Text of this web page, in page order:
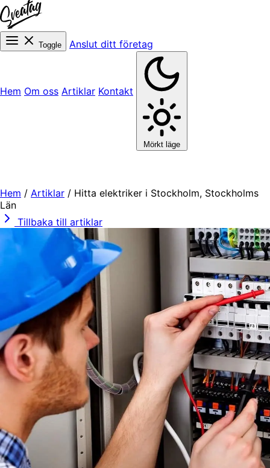
Toggle Anslut ditt företag
Hem Om oss Artiklar Kontakt
Mörkt läge
Hem / Artiklar / Hitta elektriker i Stockholm, Stockholms
Län
Tillbaka till artiklar